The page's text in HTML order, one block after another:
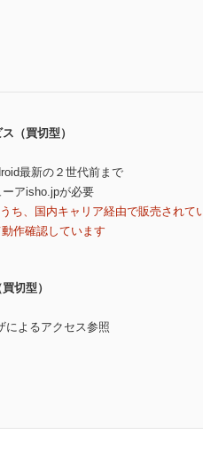
（買切型）
最新の２世代前まで
アisho.jpが必要
ち、国内キャリア経由で販売されて
作確認しています
切型）
よるアクセス参照